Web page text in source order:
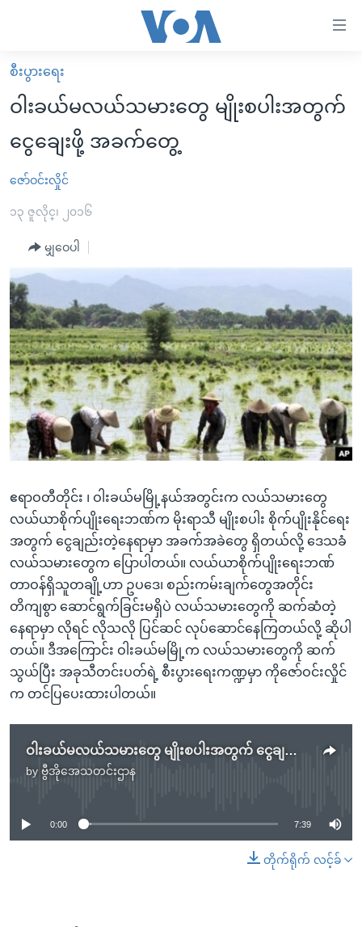
လွယ်ကူ
စေ
Link
များ
ပင်မ
ကျော်
ကြည့်
ရန်
ပင်မ
အ
ညွန်း
စာမျက်နှာ
သို့
ကျော်
ရန်
ရှာဖွေ
ရန်
နေရာ
သို့
ကျော်
ရန်
မူလစာမျက်နှာ
မြန်မာ
ကမ္ဘာ့သတင်းများ
နိုင်ငံတကာ
အစ္စရေး-ပါလက်စတိုင်း
ဗွီဒီယို
သတင်းလွတ်လပ်ခွင့်
အင်္ဂလိပ်စာလေ့လာမယ်
အမေရိကန်သုံးအီဒီယံ
မကြေးမုံရဲ့ အင်္ဂလိပ်စာ
ရုပ်ရှင်ထဲက အင်္ဂလိပ်စာ
သုတပဒေသာ အင်္ဂလိပ်စာ
အပတ်စဉ်ကဏ္ဍများ
ရေဒီယို
တီဗွီ
ရေဒီယိုနှင့်ရုပ်သံ အချက်အလက်များ
ရေဒီယို/တီဗွီအစီအစဉ်
Learning English
ဗွီအိုအေ လူမှုကွန်ယက်များ
ဘာသာစကားများ
စီးပွားရေး
ဝါးခယ်မလယ်သမားတွေ မျိုးစပါးအတွက်
ငွေချေးဖို့ အခက်တွေ့
ဇော်ဝင်းလှိုင်
၁၃ ဇူလိုင္၊ ၂၀၁၆
မျှဝေပါ
ဧရာဝတီတိုင်း ၊ ဝါးခယ်မမြို့နယ်အတွင်းက လယ်သမားတွေ
လယ်ယာစိုက်ပျိုးရေးဘဏ်က မိုးရာသီ မျိုးစပါး စိုက်ပျိုးနိုင်ရေး
အတွက် ငွေချည်းတဲ့နေရာမှာ အခက်အခဲတွေ ရှိတယ်လို့ ဒေသခံ
လယ်သမားတွေက ပြောပါတယ်။ လယ်ယာစိုက်ပျိုးရေးဘဏ်
တာဝန်ရှိသူတချို့ဟာ ဥပဒေ၊ စည်းကမ်းချက်တွေအတိုင်း
တိကျစွာ ဆောင်ရွက်ခြင်းမရှိပဲ လယ်သမားတွေကို ဆက်ဆံတဲ့
နေရာမှာ လိုရင် လိုသလို ပြင်ဆင် လုပ်ဆောင်နေကြတယ်လို့ ဆိုပါ
တယ်။ ဒီအကြောင်း ဝါးခယ်မမြို့က လယ်သမားတွေကို ဆက်
သွယ်ပြီး အခုသီတင်းပတ်ရဲ့ စီးပွားရေးကဏ္ဍမှာ ကိုဇော်ဝင်းလှိုင်
က တင်ပြပေးထားပါတယ်။
ဝါးခယ်မလယ်သမားတွေ မျိုးစပါးအတွက် ငွေချည်းဖို့ အခက်တွေ့
by ဗွီအိုအေသတင်းဌာန
No media source currently available
0:00 7:39
တိုက်ရိုက် လင့်ခ်